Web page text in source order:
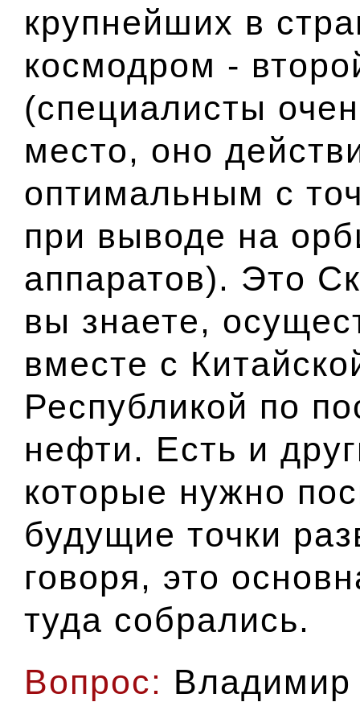
крупнейших в
космодром -
(специалисты
место, оно
оптимальным с
при выводе на
аппаратов). Это
вы знаете,
вместе с
Республикой по
нефти. Есть и
которые нужно
будущие точки
говоря, это
туда собрались.
Вопрос: